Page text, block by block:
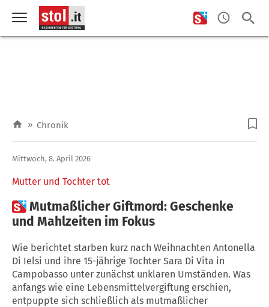
» Chronik
Mutter und Tochter tot
Mittwoch, 8. April 2026
Mutmaßlicher Giftmord: Geschenke
und Mahlzeiten im Fokus
Wie berichtet starben kurz nach Weihnachten Antonella
Di Ielsi und ihre 15-jährige Tochter Sara Di Vita in
Campobasso unter zunächst unklaren Umständen. Was
anfangs wie eine Lebensmittelvergiftung erschien,
entpuppte sich schließlich als mutmaßlicher